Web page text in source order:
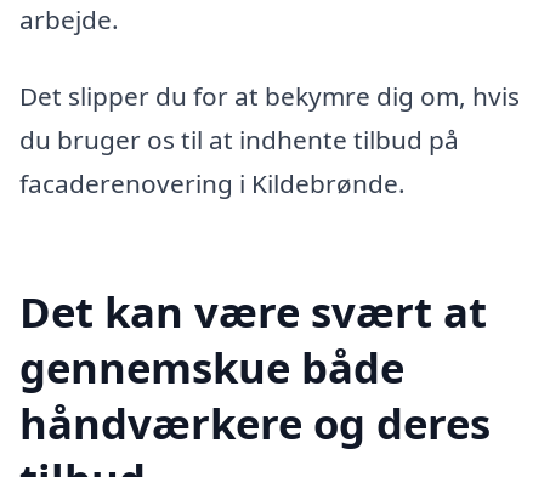
arbejde.
Det slipper du for at bekymre dig om, hvis
du bruger os til at indhente tilbud på
facaderenovering i Kildebrønde.
Det kan være svært at
gennemskue både
håndværkere og deres